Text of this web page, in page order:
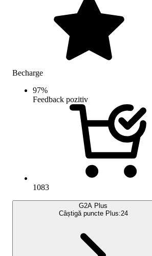
Becharge
97%
Feedback pozitiv
1083
G2A Plus
Câștigă puncte Plus:24